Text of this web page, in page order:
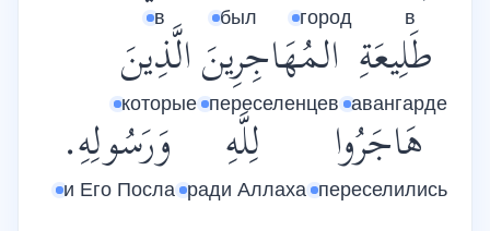
в
город
был
в
طَلِيعَةِ
авангарде
المُهَاجِرِينَ
переселенцев
الَّذِينَ
которые
هَاجَرُوا
переселились
لِلَّهِ
ради Аллаха
وَرَسُولِهِ.
и Его Посла